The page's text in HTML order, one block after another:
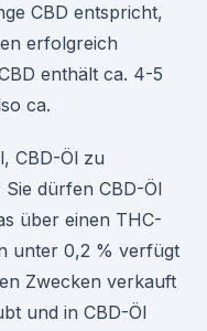
CBD entspricht,
erfolgreich
enthält ca. 4-5
ca.
CBD-Öl zu
Sie dürfen CBD-Öl
über einen THC-
unter 0,2 % verfügt
Zwecken verkauft
und in CBD-Öl